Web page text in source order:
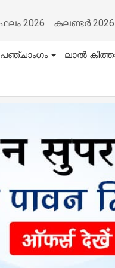
2026 കലണ്ടർ 2026
പഞ്ചാംഗം ലാൽ